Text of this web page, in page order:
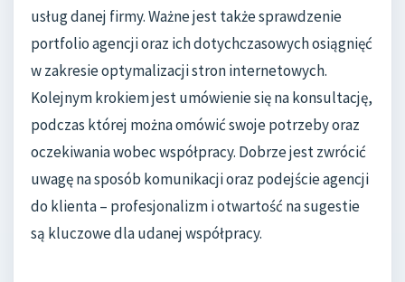
usług danej firmy. Ważne jest także sprawdzenie
portfolio agencji oraz ich dotychczasowych osiągnięć
w zakresie optymalizacji stron internetowych.
Kolejnym krokiem jest umówienie się na konsultację,
podczas której można omówić swoje potrzeby oraz
oczekiwania wobec współpracy. Dobrze jest zwrócić
uwagę na sposób komunikacji oraz podejście agencji
do klienta – profesjonalizm i otwartość na sugestie
są kluczowe dla udanej współpracy.